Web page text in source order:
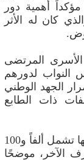
أهمية دور
كان له الأثر
المرتضى
النواب لدورهم
الجهد الوطني
ذات الطابع
وأكد أن صفقة التبادل التي جرى التوصل إليها تشمل ألفاً و100
أسرى الطرف الآخر، موضحًا